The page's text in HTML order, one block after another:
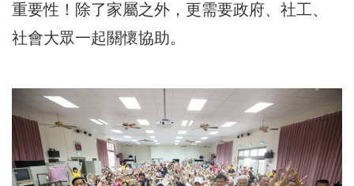
重要性！除了家屬之外，更需要政府、社工、
社會大眾一起關懷協助。